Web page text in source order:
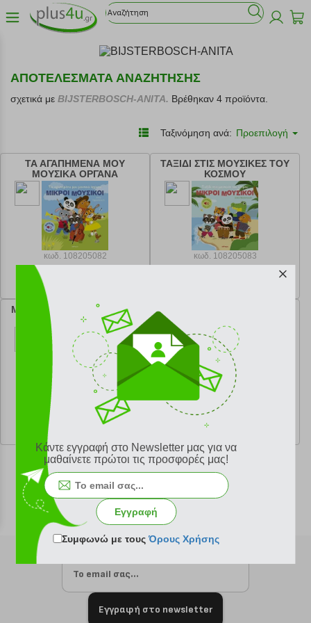
ΑΠΟΤΕΛΕΣΜΑΤΑ ΑΝΑΖΗΤΗΣΗΣ
σχετικά με BIJSTERBOSCH-ANITA. Βρέθηκαν 4 προϊόντα.
Ταξινόμηση ανά: Προεπιλογή
ΤΑ ΑΓΑΠΗΜΕΝΑ ΜΟΥ
ΜΟΥΣΙΚΑ ΟΡΓΑΝΑ
κωδ. 108205082
Ελάχιστη 30 ημερών 17.70 €
Προτεινόμενη λιανική 17.70 €
ΤΑΞΙΔΙ ΣΤΙΣ ΜΟΥΣΙΚΕΣ ΤΟΥ
ΚΟΣΜΟΥ
κωδ. 108205083
ΜΙΑ ΤΕΛΕΙΑ ΦΘΙΝΟΠΩΡΙΝΗ
ΜΕΡΑ
κωδ. 108193477
Ελάχιστη 30 ημερών 12.20 €
Προτεινόμενη λιανική 12.20 €
ΜΙΑ ΤΕΛΕΙΑ ΧΕΙΜΩΝΙΑΤΙΚΗ
κωδ. 108193476
10.98 €
Ελάχιστη 30 ημερών 12.20 €
Εγγραφή στο newsletter
Κάντε εγγραφή στο Newsletter μας για να
μαθαίνετε πρώτοι τις προσφορές μας!
Εγγραφή
Συμφωνώ με τουςΌρους Χρήσης